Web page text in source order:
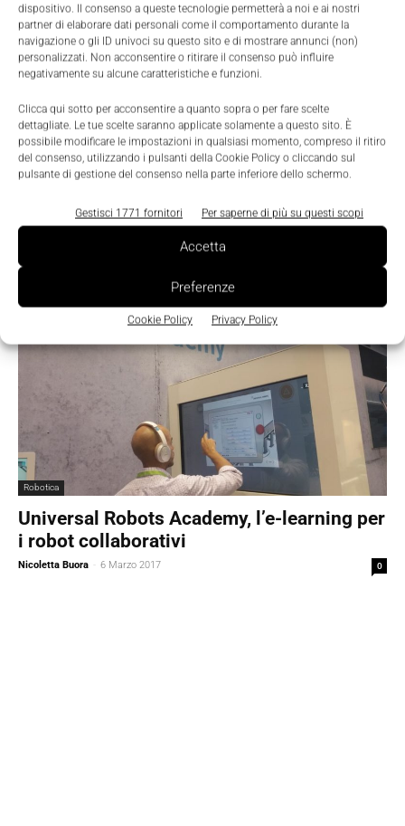
dispositivo. Il consenso a queste tecnologie permetterà a noi e ai nostri
partner di elaborare dati personali come il comportamento durante la
navigazione o gli ID univoci su questo sito e di mostrare annunci (non)
personalizzati. Non acconsentire o ritirare il consenso può influire
negativamente su alcune caratteristiche e funzioni.
Clicca qui sotto per acconsentire a quanto sopra o per fare scelte
dettagliate. Le tue scelte saranno applicate solamente a questo sito. È
possibile modificare le impostazioni in qualsiasi momento, compreso il ritiro
del consenso, utilizzando i pulsanti della Cookie Policy o cliccando sul
pulsante di gestione del consenso nella parte inferiore dello schermo.
Gestisci 1771 fornitori Per saperne di più su questi scopi
Accetta
Preferenze
Cookie Policy Privacy Policy
Featured
Academy
Robotica
Universal Robots Academy, l’e-learning per
i robot collaborativi
Nicoletta Buora - 6 Marzo 2017 0